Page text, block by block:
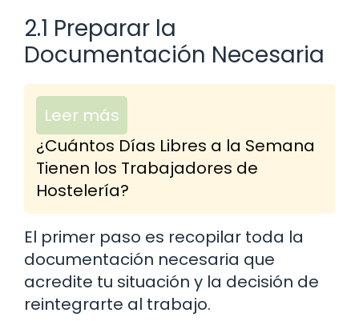
2.1 Preparar la
Documentación Necesaria
Leer más
¿Cuántos Días Libres a la Semana
Tienen los Trabajadores de
Hostelería?
El primer paso es recopilar toda la
documentación necesaria que
acredite tu situación y la decisión de
reintegrarte al trabajo.